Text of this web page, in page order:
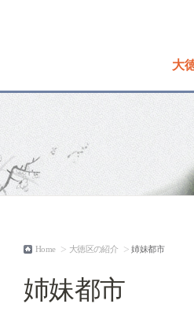
大
Home > 大徳区の紹介 > 姉妹都市
姉妹都市